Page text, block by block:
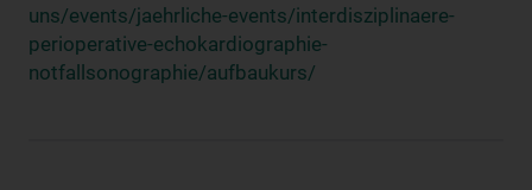
uns/events/jaehrliche-events/interdisziplinaere-
perioperative-echokardiographie-
notfallsonographie/aufbaukurs/